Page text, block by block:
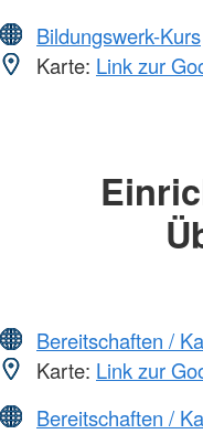
Bildungswerk-Kurs
Karte: Link zur
Bereitschaften /
Karte: Link zur
Bereitschaften /